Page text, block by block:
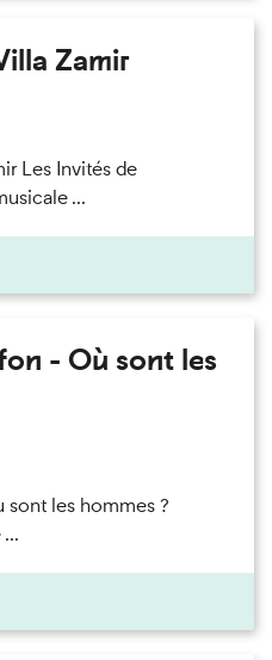
Zamir
Les Invités de
...
- Où sont les
les hommes ?